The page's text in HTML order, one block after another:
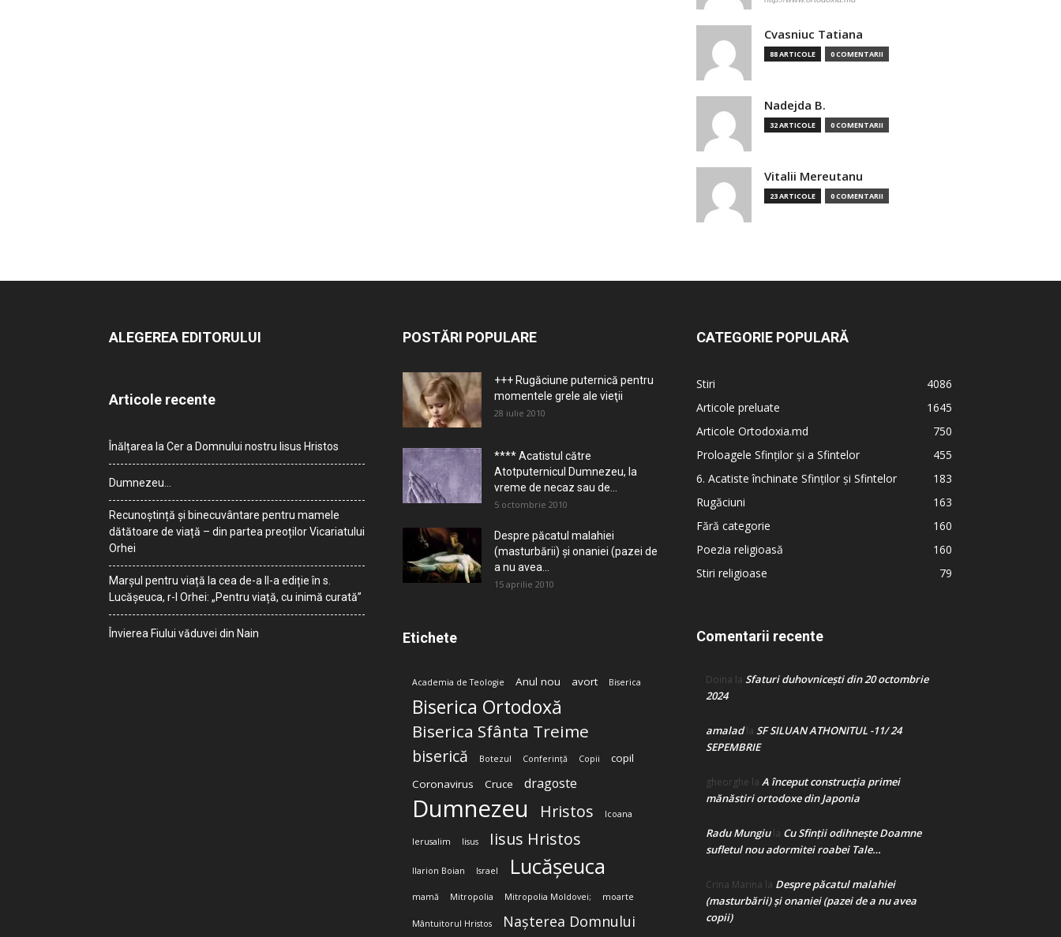
Cvasniuc Tatiana
88 ARTICOLE 0 COMENTARII
Nadejda B.
32 ARTICOLE 0 COMENTARII
Vitalii Mereutanu
23 ARTICOLE 0 COMENTARII
ALEGEREA EDITORULUI
Articole recente
Înălțarea la Cer a Domnului nostru Iisus Hristos
Dumnezeu…
Recunoștință și binecuvântare pentru mamele
dătătoare de viață – din partea preoților Vicariatului
Orhei
Marșul pentru viață la cea de-a II-a ediție în s.
Lucășeuca, r-l Orhei: „Pentru viață, cu inimă curată”
Învierea Fiului văduvei din Nain
POSTĂRI POPULARE
+++ Rugăciune puternică pentru
momentele grele ale vieţii
28 iulie 2010
**** Acatistul către
Atotputernicul Dumnezeu, la
vreme de necaz sau de...
5 octombrie 2010
Despre păcatul malahiei
(masturbării) şi onaniei (pazei de
a nu avea...
15 aprilie 2010
Etichete
Academia de Teologie Anul nou avort Biserica
Biserica Ortodoxă
Biserica Sfânta Treime
biserică Botezul Conferință Copii
copil
Coronavirus
Cruce dragoste
Dumnezeu Hristos Icoana
Ierusalim Iisus Iisus Hristos
Ilarion Boian Israel Lucășeuca
mamă Mitropolia Mitropolia Moldovei; moarte
Mântuitorul Hristos Nașterea Domnului
CATEGORIE POPULARĂ
Stiri
4086
Articole preluate
1645
Articole Ortodoxia.md
750
Proloagele Sfinților și a Sfintelor
455
6. Acatiste închinate Sfinților și Sfintelor
183
Rugăciuni
163
Fără categorie
160
Poezia religioasă
160
Stiri religioase
79
Comentarii recente
Doina la Sfaturi duhovnicești din 20 octombrie
2024
amaladla SF SILUAN ATHONITUL -11/ 24
SEPEMBRIE
gheorghe la A început construcţia primei
mănăstiri ortodoxe din Japonia
Radu Mungiula Cu Sfinții odihnește Doamne
sufletul nou adormitei roabei Tale…
Crina Marina la Despre păcatul malahiei
(masturbării) şi onaniei (pazei de a nu avea
copii)